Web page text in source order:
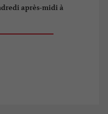
après-midi à